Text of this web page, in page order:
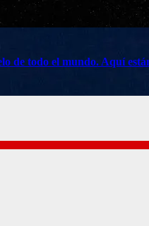
de todo el mundo. Aquí